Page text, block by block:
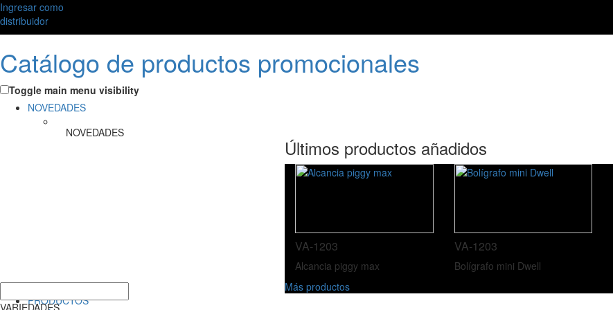
Ingresar como
distribuidor
Catálogo de productos promocionales
Toggle main menu visibility
NOVEDADES
NOVEDADES
Últimos productos añadidos
VA-1203
Alcancia piggy max
VA-1203
Bolígrafo mini Dwell
Más productos
PRODUCTOS
VARIEDADES